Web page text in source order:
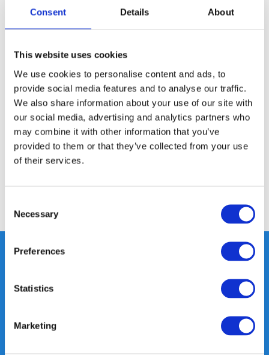
Consent Details About
This website uses cookies
We use cookies to personalise content and ads, to
provide social media features and to analyse our traffic.
We also share information about your use of our site with
our social media, advertising and analytics partners who
may combine it with other information that you’ve
provided to them or that they’ve collected from your use
of their services.
Selection
Necessary
Preferences
Statistics
Marketing
14 DAGEN RETOURTERMIJN
350m2 FYSIEKE WINKEL
Productomschrijving
Specificaties
Delen
Heeft u vragen, neem gerust
is onze kracht.